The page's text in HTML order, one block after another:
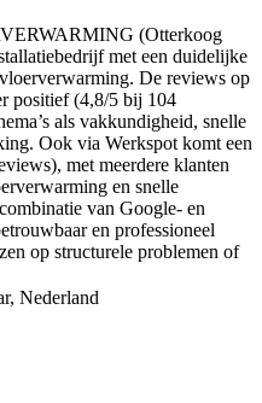
(Otterkoog
met een duidelijke
De reviews op
positief (4,8/5 bij 104
als vakkundigheid, snelle
Ook via Werkspot komt een
met meerdere klanten
en snelle
van Google- en
en professioneel
op structurele problemen of
Nederland